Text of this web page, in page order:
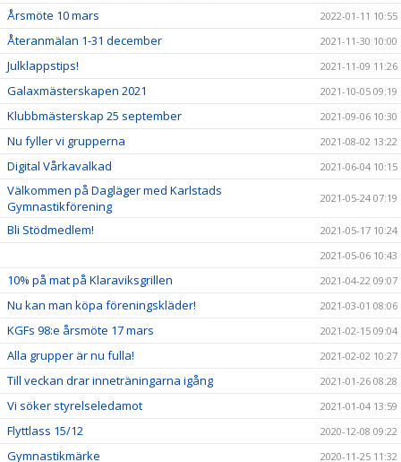
Årsmöte 10 mars 2022-01-11 10:55
Återanmälan 1-31 december 2021-11-30 10:00
Julklappstips! 2021-11-09 11:26
Galaxmästerskapen 2021 2021-10-05 09:19
Klubbmästerskap 25 september 2021-09-06 10:30
Nu fyller vi grupperna 2021-08-02 13:22
Digital Vårkavalkad 2021-06-04 10:15
Välkommen på Dagläger med Karlstads
Gymnastikförening
2021-05-24 07:19
Bli Stödmedlem!
2021-05-17 10:24
2021-05-06 10:43
10% på mat på Klaraviksgrillen 2021-04-22 09:07
Nu kan man köpa föreningskläder! 2021-03-01 08:06
KGFs 98:e årsmöte 17 mars 2021-02-15 09:04
Alla grupper är nu fulla! 2021-02-02 10:27
Till veckan drar inneträningarna igång 2021-01-26 08:28
Vi söker styrelseledamot 2021-01-04 13:59
Flyttlass 15/12 2020-12-08 09:22
Gymnastikmärke 2020-11-25 11:32